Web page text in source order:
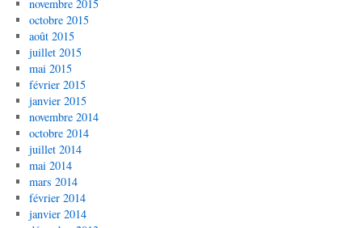
novembre 2015
octobre 2015
août 2015
juillet 2015
mai 2015
février 2015
janvier 2015
novembre 2014
octobre 2014
juillet 2014
mai 2014
mars 2014
février 2014
janvier 2014